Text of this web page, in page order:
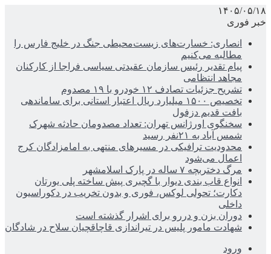
۱۴۰۵/۰۵/۱۸
خبر فوری
انصاری: خسارت‌های زیست‌محیطی جنگ در خلیج فارس را
مطالبه‌ می‌کنیم
پیام تقدیر رئیس سازمان عقیدتی سیاسی فراجا از کارکنان
مجاهد انتظامی
تشریح جزئیات تصادف ۱۲ خودرو با ۱۹ مصدوم
تخصیص ۱۵۰۰ میلیارد ریال اعتبار استانی برای ساماندهی
بافت قدیم دزفول
سخنگوی اورژانس تهران: تعداد مصدومان حادثه شهرک
شمس آباد به ۲۱نفر رسید
محدودیت ترافیکی در مسیرهای منتهی به امامزادگان کرج
اعمال می‌شود
مرگ دختربچه ۷ ساله در پارک اسلامشهر
انواع قاب بندی دیوار با گچبری پیش ساخته پلی یورتان
دکارت؛ تحولی لوکس، فوری و بدون تخریب در دکوراسیون
داخلی
دوران بزن و دررو برای اشرار گذشته است
شهادت مامور پلیس در تیراندازی قاچاقچیان سلاح در شادگان
ورود